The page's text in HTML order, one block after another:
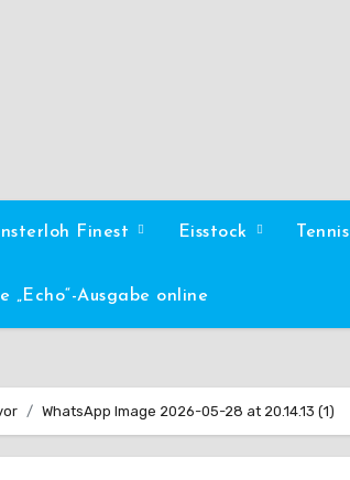
Finest Eisstock Tennis
„Echo“-Ausgabe online
WhatsApp Image 2026-05-28 at 20.14.13 (1)